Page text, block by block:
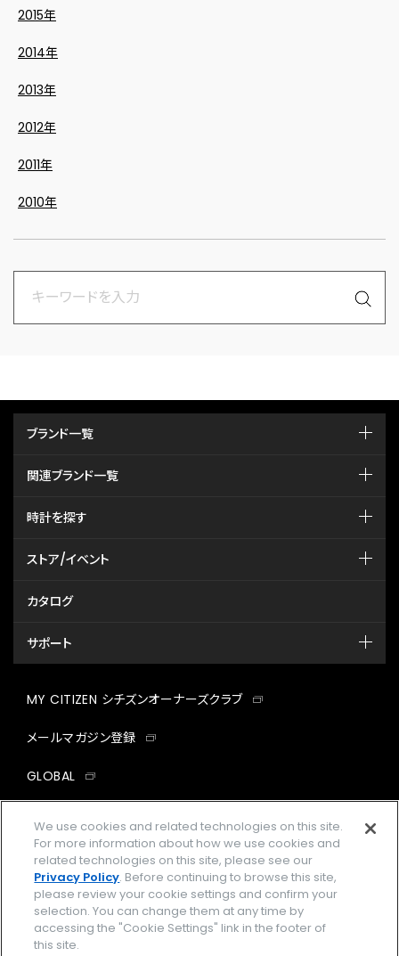
2015年
2014年
2013年
2012年
2011年
2010年
ブランド一覧
関連ブランド一覧
時計を探す
ストア/イベント
カタログ
サポート
MY CITIZEN シチズンオーナーズクラブ
メールマガジン登録
GLOBAL
facebookinstagramtwitter
企業情報 ご利用規約
プライバシーポリシー Cookies Settings
We use cookies and related technologies on this site.
For more information about how we use cookies and
related technologies on this site, please see our
Privacy Policy. Before continuing to browse this site,
please review your cookie settings and confirm your
selection. You can change them at any time by
accessing the "Cookie Settings" link in the footer of
this site.